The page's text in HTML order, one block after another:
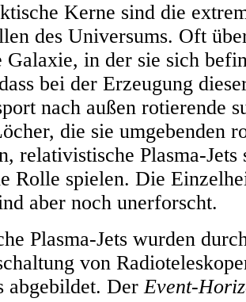
Kerne sind die
des Universums. Oft
Galaxie, in der sie sich
bei der Erzeugung
nach außen rotierende
die sie umgebenden
relativistische Plasma-
Rolle spielen. Die
aber noch unerforscht.
Plasma-Jets wurden
von
abgebildet. DerEvent-